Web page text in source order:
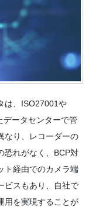
は、ISO27001や
データセンターで管
なり、レコーダーの
恐れがなく、BCP対
ト経由でのカメラ端
ビスもあり、自社で
用を実現することが